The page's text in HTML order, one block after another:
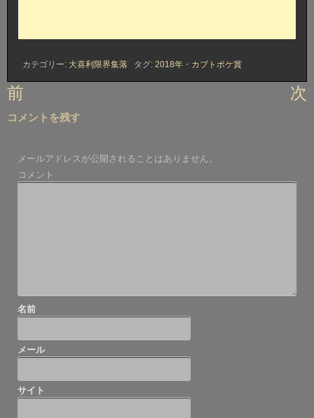
カテゴリー: 大喜利限界集落 タグ: 2018年 ・ カブトボケ賞
投
ナ
ゲ
ー
前 次
コメントを残す
メールアドレスが公開されることはありません。
コメント
名前
メール
サイト